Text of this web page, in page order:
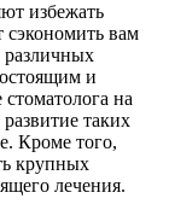
избежать
сэкономить вам
и
на
таких
Кроме того,
крупных
лечения.